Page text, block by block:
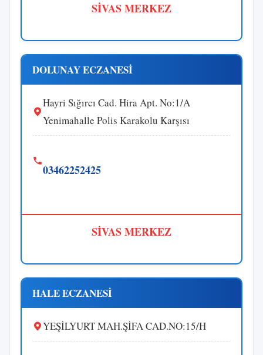
SİVAS MERKEZ
DOLUNAY ECZANESİ
Hayri Sığırcı Cad. Hira Apt. No:1/A
Yenimahalle Polis Karakolu Karşısı
03462252425
SİVAS MERKEZ
HALE ECZANESİ
YEŞİLYURT MAH.ŞİFA CAD.NO:15/H